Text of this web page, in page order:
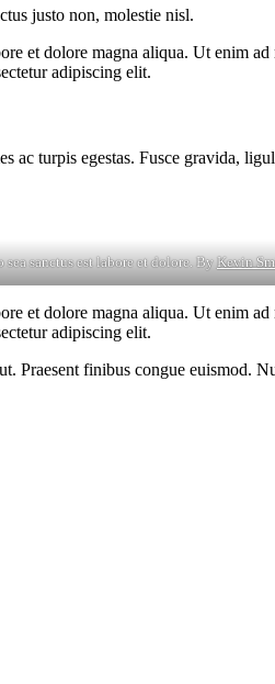
justo non, molestie nisl.
et dolore magna aliqua. Ut enim
adipiscing elit.
ac turpis egestas. Fusce gravida,
sea sanctus est labore et dolore. ByKevin
et dolore magna aliqua. Ut enim
adipiscing elit.
finibus congue euismod.